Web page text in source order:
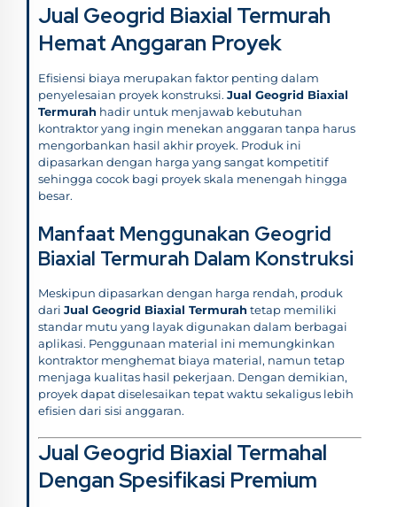
Jual Geogrid Biaxial Termurah
Hemat Anggaran Proyek
Efisiensi biaya merupakan faktor penting dalam
penyelesaian proyek konstruksi. Jual Geogrid Biaxial
Termurah hadir untuk menjawab kebutuhan
kontraktor yang ingin menekan anggaran tanpa harus
mengorbankan hasil akhir proyek. Produk ini
dipasarkan dengan harga yang sangat kompetitif
sehingga cocok bagi proyek skala menengah hingga
besar.
Manfaat Menggunakan Geogrid
Biaxial Termurah Dalam Konstruksi
Meskipun dipasarkan dengan harga rendah, produk
dari Jual Geogrid Biaxial Termurahtetap memiliki
standar mutu yang layak digunakan dalam berbagai
aplikasi. Penggunaan material ini memungkinkan
kontraktor menghemat biaya material, namun tetap
menjaga kualitas hasil pekerjaan. Dengan demikian,
proyek dapat diselesaikan tepat waktu sekaligus lebih
efisien dari sisi anggaran.
Jual Geogrid Biaxial Termahal
Dengan Spesifikasi Premium